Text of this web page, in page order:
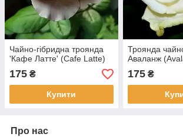
Чайно-гібридна троянда
'Кафе Латте' (Cafe Latte)
175 ₴
Купити
Троянда
Аваланж
175₴
Про нас